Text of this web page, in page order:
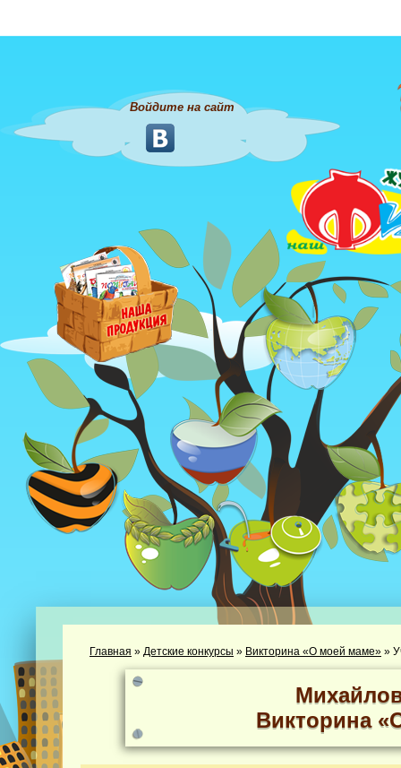
Войдите на сайт
Главная » Детские конкурсы » Викторина «О моей маме» »
Викторина